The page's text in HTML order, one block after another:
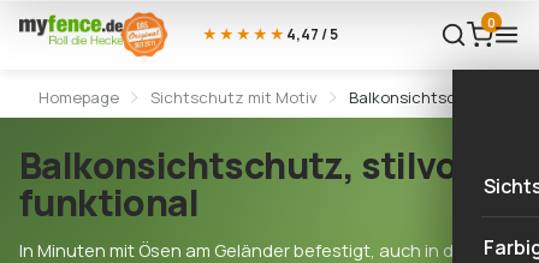
★★★★★ 4,47 / 5
0
Homepage Sichtschutz mit Motiv Balkonsichtschutz
Balkonsichtschutz, stilvoll &
funktional
In Minuten mit Ösen am Geländer befestigt, auch in der